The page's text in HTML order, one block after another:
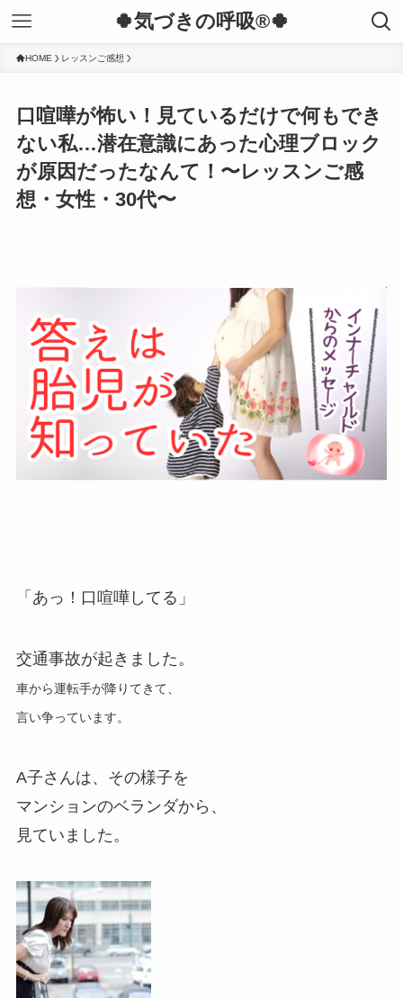
🍀気づきの呼吸®︎🍀
HOME レッスンご感想
口喧嘩が怖い！見ているだけで何もでき
ない私…潜在意識にあった心理ブロック
が原因だったなんて！〜レッスンご感
想・女性・30代〜
「あっ！口喧嘩してる」
交通事故が起きました。
車から運転手が降りてきて、
言い争っています。
A子さんは、その様子を
マンションのベランダから、
見ていました。